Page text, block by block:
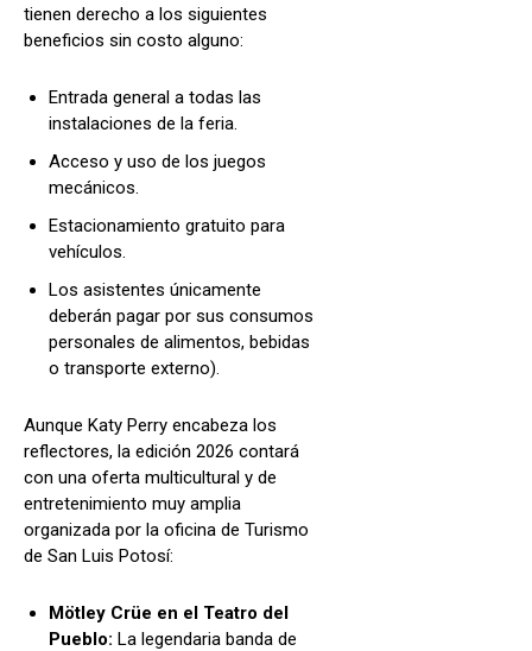
tienen derecho a los siguientes
beneficios sin costo alguno:
Entrada general a todas las
instalaciones de la feria.
Acceso y uso de los juegos
mecánicos.
Estacionamiento gratuito para
vehículos.
Los asistentes únicamente
deberán pagar por sus consumos
personales de alimentos, bebidas
o transporte externo).
Aunque Katy Perry encabeza los
reflectores, la edición 2026 contará
con una oferta multicultural y de
entretenimiento muy amplia
organizada por la oficina de Turismo
de San Luis Potosí:
Mötley Crüe en el Teatro del
Pueblo: La legendaria banda de